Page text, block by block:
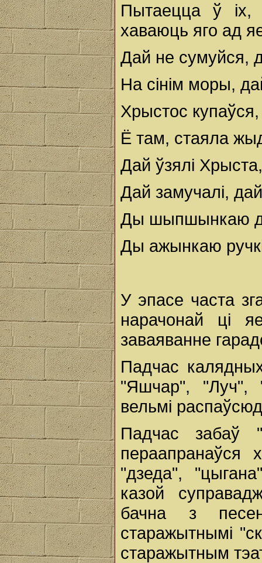
Пытаецца ў
хаваюць яго ад
Дай не сумуйся,
На сінім моры,
Хрыстос
Ё там, стаяла
Дай ўзялі
Дай замучалі,
Ды шыпшынкаю
Ды ажынкаю
У эпасе часта
нарачонай ці
заваяванне
Падчас
"Яшчар", "Луч",
вельмі
Падчас забаў
пераапранаўся
"дзеда",
казой
бачна з
старажытнымі
старажытным